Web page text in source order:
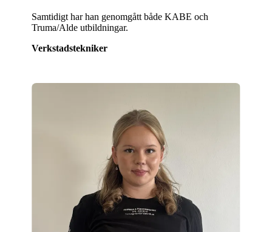
Samtidigt har han genomgått både KABE och
Truma/Alde utbildningar.
Verkstadstekniker